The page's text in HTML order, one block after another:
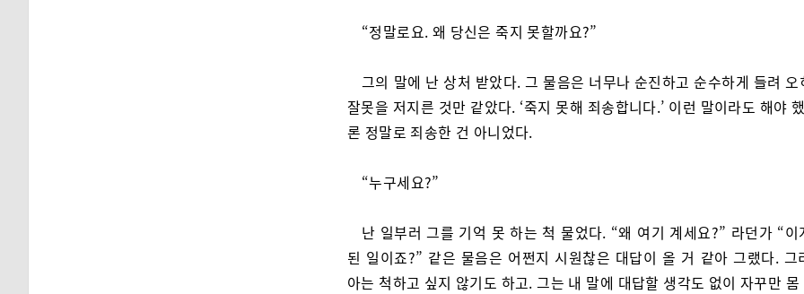
“정말로요. 왜 당신은 죽지 못할까요?”
그의 말에 난 상처 받았다. 그 물음은 너무나 순진하고 순수하게 들려 오
잘못을 저지른 것만 같았다. ‘죽지 못해 죄송합니다.’ 이런 말이라도 해야
론 정말로 죄송한 건 아니었다.
“누구세요?”
난 일부러 그를 기억 못 하는 척 물었다. “왜 여기 계세요?” 라던가 “이
된 일이죠?” 같은 물음은 어쩐지 시원찮은 대답이 올 거 같아 그랬다. 그
아는 척하고 싶지 않기도 하고. 그는 내 말에 대답할 생각도 없이 자꾸만